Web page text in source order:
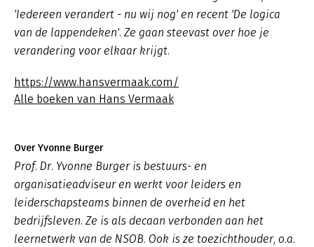
'Iedereen verandert - nu wij nog' en recent 'De logica
van de lappendeken'. Ze gaan steevast over hoe je
verandering voor elkaar krijgt.
https://www.hansvermaak.com/
Alle boeken van Hans Vermaak
Over Yvonne Burger
Prof. Dr. Yvonne Burger is bestuurs- en
organisatieadviseur en werkt voor leiders en
leiderschapsteams binnen de overheid en het
bedrijfsleven. Ze is als decaan verbonden aan het
leernetwerk van de NSOB. Ook is ze toezichthouder, o.a.